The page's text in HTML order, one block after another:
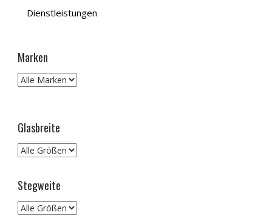
Dienstleistungen
Marken
Glasbreite
Stegweite